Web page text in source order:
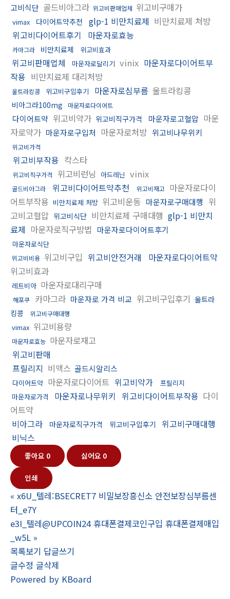
고비식단 골드비아그라 위고비판매업체 위고비구매가
vimax 다이어트약추천 glp-1 비만치료제 비만치료제 처방
위고비다이어트후기
마운자로효능
카마그라 비만치료제 위고비효과
위고비판매업체 마운자로달리기 vinix 마운자로다이어트부
작용 비만치료제 대리처방
울트라킹콩 위고비구입후기 마운자로심부름 울트라킹콩
비아그라100mg 마운자로다이어트
다이어트약 위고비약가 위고비직구가격 마운자로고혈압 마운
자로약가 마운자로구입처 마운자로처방 위고비나무위키
위고비가격
위고비부작용 칵스타
위고비직구가격 위고비런닝 아드레닌 vinix
골드비아그라 위고비다이어트약추천 위고비재고
마운자로다이
어트부작용 비만치료제 처방 위고비운동 마운자로구매대행
위
고비고혈압 위고비식단 비만치료제 구매대행 glp-1 비만치
료제 마운자로직구방법 마운자로다이어트후기
마운자로식단
위고비비용 위고비구입 위고비안전거래
마운자로다이어트약
위고비효과
레트비아 마운자로대리구매
해포쿠 카마그라 마운자로 가격 비교 위고비구입후기 울트라
킹콩
위고비구매대행
vimax 위고비용량
마운자로효능 마운자로재고
위고비판매
프릴리지 비맥스 골드시알리스
다이어트약 마운자로다이어트 위고비약가
프릴리지
마운자로가격
마운자로나무위키 위고비다이어트부작용 다이
어트약
비아그라
마운자로직구가격 위고비구입후기
위고비구매대행
비닉스
좋아요 0 싫어요 0
인쇄
« x6U_텔레:BSECRET7 비밀보장흥신소 안전보장심부름센
터_e7Y
e3I_텔레@UPCOIN24 휴대폰결제코인구입 휴대폰결제매입
_w5L »
목록보기 답글쓰기
글수정 글삭제
Powered by KBoard